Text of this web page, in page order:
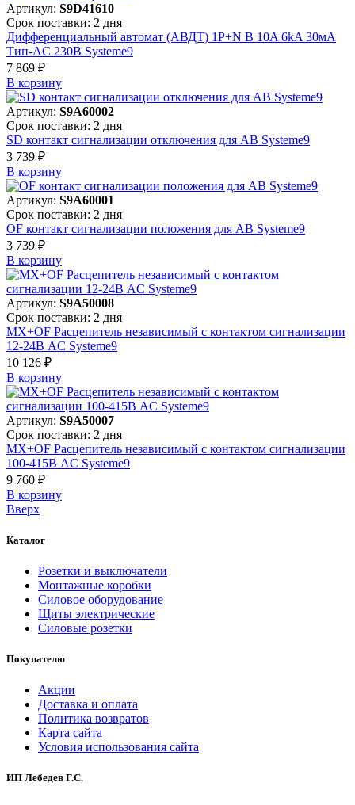
Артикул: S9D41610
Срок поставки: 2 дня
Дифференциальный автомат (АВДТ) 1P+N B 10A 6kA 30мА
Тип-AC 230В Systeme9
7 869 ₽
В корзинy
Артикул: S9A60002
Срок поставки: 2 дня
SD контакт сигнализации отключения для АВ Systeme9
3 739 ₽
В корзинy
Артикул: S9A60001
Срок поставки: 2 дня
OF контакт сигнализации положения для АВ Systeme9
3 739 ₽
В корзинy
Артикул: S9A50008
Срок поставки: 2 дня
MX+OF Расцепитель независимый с контактом сигнализации
12-24В AC Systeme9
10 126 ₽
В корзинy
Артикул: S9A50007
Срок поставки: 2 дня
MX+OF Расцепитель независимый с контактом сигнализации
100-415В AC Systeme9
9 760 ₽
В корзинy
Вверх
Каталог
Розетки и выключатели
Монтажные коробки
Силовое оборудование
Щиты электрические
Силовые розетки
Покупателю
Акции
Доставка и оплата
Политика возвратов
Карта сайта
Условия использования сайта
ИП Лебедев Г.С.